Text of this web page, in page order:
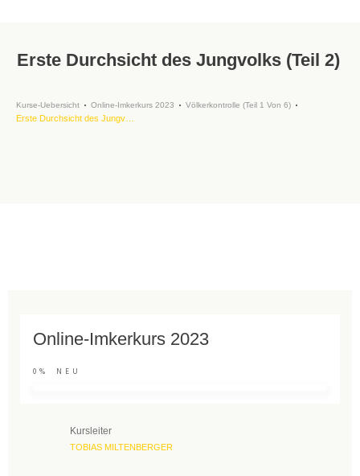
Erste Durchsicht des Jungvolks (Teil 2)
Kurse-Uebersicht Online-Imkerkurs 2023 Völkerkontrolle (Teil 1 Von 6)
Online-Imkerkurs 2023
0% NEU
Kursleiter
TOBIAS MILTENBERGER